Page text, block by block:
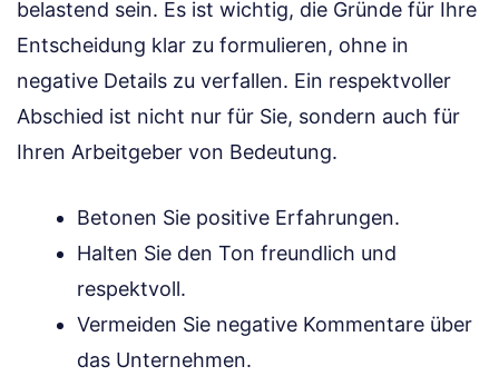
belastend sein. Es ist wichtig, die Gründe für Ihre
Entscheidung klar zu formulieren, ohne in
negative Details zu verfallen. Ein respektvoller
Abschied ist nicht nur für Sie, sondern auch für
Ihren Arbeitgeber von Bedeutung.
Betonen Sie positive Erfahrungen.
Halten Sie den Ton freundlich und
respektvoll.
Vermeiden Sie negative Kommentare über
das Unternehmen.